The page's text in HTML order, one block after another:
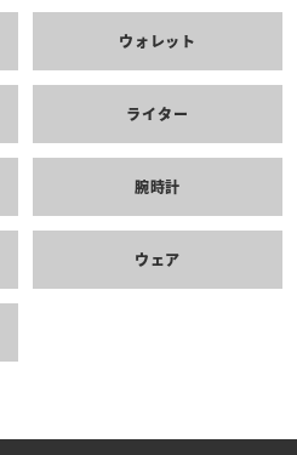
ウォレット
ライター
腕時計
ウェア